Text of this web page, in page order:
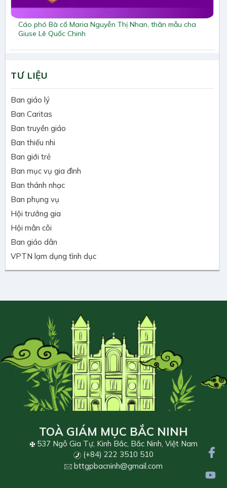
Cáo phó Bà cố Maria Nguyễn Thị Nhan, thân mẫu cha
Giuse Lê Quốc Chinh
TƯ LIỆU
Ban giáo lý
Ban Caritas
Ban truyền giáo
Ban thiếu nhi
Ban giới trẻ
Ban mục vụ gia đình
Ban thánh nhạc
Ban phụng vụ
Hội trưởng gia
Hội mân côi
Ban giáo dân
VPTN lạm dụng tình dục
TOÀ GIÁM MỤC BẮC NINH
537 Ngô Gia Tự, Kinh Bắc, Bắc Ninh, Việt Nam
(+84) 222 3510 510
bttgpbacninh@gmail.com